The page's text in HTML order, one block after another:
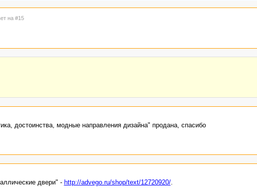
на #15
достоинства, модные направления дизайна" продана, спасибо
двери" - http://advego.ru/shop/text/12720920/.